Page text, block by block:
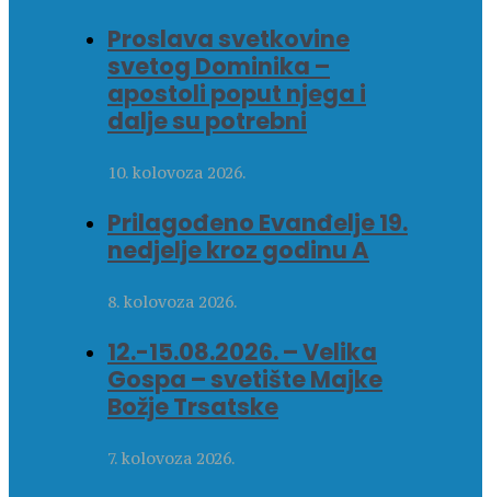
Proslava svetkovine
svetog Dominika –
apostoli poput njega i
dalje su potrebni
10. kolovoza 2026.
Prilagođeno Evanđelje 19.
nedjelje kroz godinu A
8. kolovoza 2026.
12.-15.08.2026. – Velika
Gospa – svetište Majke
Božje Trsatske
7. kolovoza 2026.